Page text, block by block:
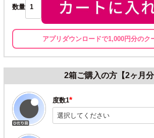
数量
アプリダウンロードで1,000円分のク
2箱ご購入の方【2ヶ月分
度数1
(必
須)